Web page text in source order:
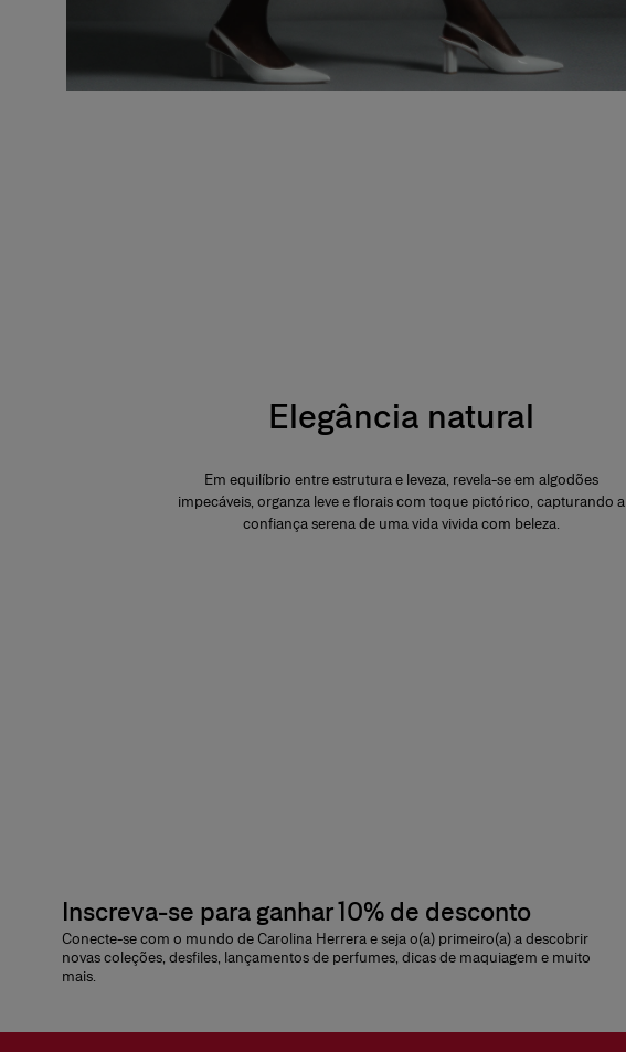
Elegância natural
Em equilíbrio entre estrutura e leveza, revela-se em algodões
impecáveis, organza leve e florais com toque pictórico, capturando a
confiança serena de uma vida vivida com beleza.
Inscreva-se para ganhar 10% de desconto
Conecte-se com o mundo de Carolina Herrera e seja o(a) primeiro(a) a descobrir
novas coleções, desfiles, lançamentos de perfumes, dicas de maquiagem e muito
mais.